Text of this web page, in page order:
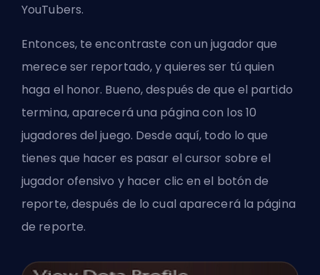
YouTubers.
Entonces, te encontraste con un jugador que
merece ser reportado, y quieres ser tú quien
haga el honor. Bueno, después de que el partido
termina, aparecerá una página con los 10
jugadores del juego. Desde aquí, todo lo que
tienes que hacer es pasar el cursor sobre el
jugador ofensivo y hacer clic en el botón de
reporte, después de lo cual aparecerá la página
de reporte.